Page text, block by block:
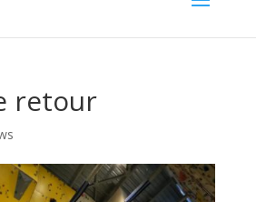
retour